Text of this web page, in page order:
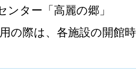
ンター「高麗の郷」
用の際は、各施設の開館